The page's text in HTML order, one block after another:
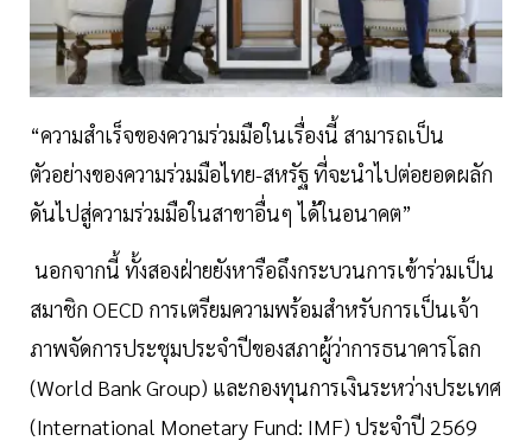
“ความสำเร็จของความร่วมมือในเรื่องนี้ สามารถเป็น
ตัวอย่างของความร่วมมือไทย-สหรัฐ ที่จะนำไปต่อยอดผลัก
ดันไปสู่ความร่วมมือในสาขาอื่นๆ ได้ในอนาคต”
นอกจากนี้ ทั้งสองฝ่ายยังหารือถึงกระบวนการเข้าร่วมเป็น
สมาชิก OECD การเตรียมความพร้อมสำหรับการเป็นเจ้า
ภาพจัดการประชุมประจำปีของสภาผู้ว่าการธนาคารโลก
(World Bank Group) และกองทุนการเงินระหว่างประเทศ
(International Monetary Fund: IMF) ประจำปี 2569